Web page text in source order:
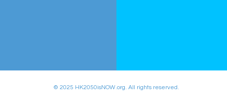
© 2025 HK2050isNOW.org. All rights reserved.